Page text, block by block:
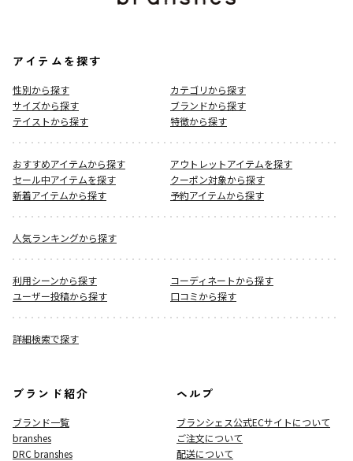
アイテムを探す
性別から探す
カテゴリから探す
サイズから探す
ブランドから探す
テイストから探す
特徴から探す
おすすめアイテムから探す
アウトレットアイテムを探す
セール中アイテムを探す
クーポン対象から探す
新着アイテムから探す
予約アイテムから探す
人気ランキングから探す
利用シーンから探す
コーディネートから探す
ユーザー投稿から探す
口コミから探す
詳細検索で探す
ブランド紹介
ブランド一覧
branshes
DRC branshes
ヘルプ
ブランシェス公式ECサイトについて
ご注文について
配送について